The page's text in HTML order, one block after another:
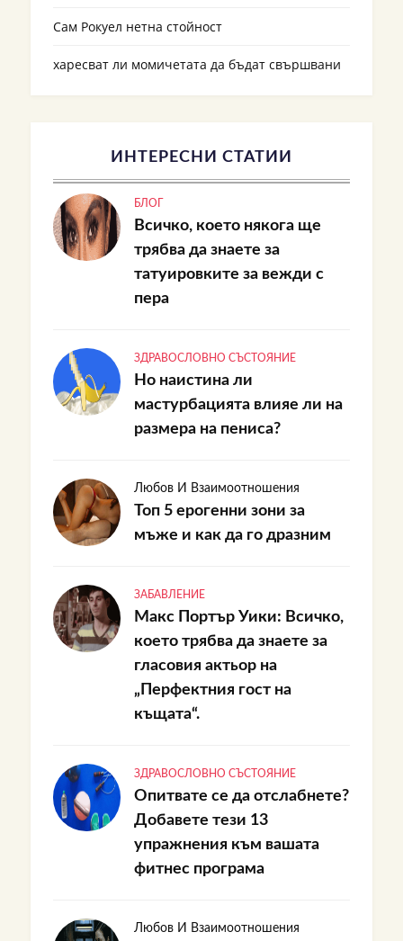
Сам Рокуел нетна стойност
харесват ли момичетата да бъдат свършвани
ИНТЕРЕСНИ СТАТИИ
БЛОГ
Всичко, което някога ще
трябва да знаете за
татуировките за вежди с
пера
ЗДРАВОСЛОВНО СЪСТОЯНИЕ
Но наистина ли
мастурбацията влияе ли на
размера на пениса?
Любов И Взаимоотношения
Топ 5 ерогенни зони за
мъже и как да го дразним
ЗАБАВЛЕНИЕ
Макс Портър Уики: Всичко,
което трябва да знаете за
гласовия актьор на
„Перфектния гост на
къщата“.
ЗДРАВОСЛОВНО СЪСТОЯНИЕ
Опитвате се да отслабнете?
Добавете тези 13
упражнения към вашата
фитнес програма
Любов И Взаимоотношения